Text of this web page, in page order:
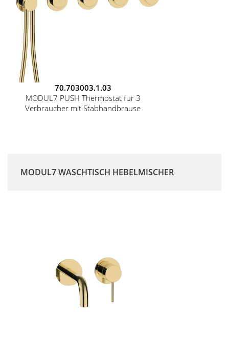
70.703003.1.03
MODUL7 PUSH Thermostat für 3
Verbraucher mit Stabhandbrause
MODUL7 WASCHTISCH HEBELMISCHER